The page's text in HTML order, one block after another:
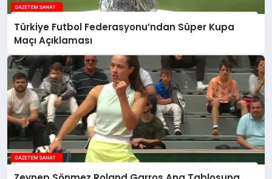
Türkiye Futbol Federasyonu’ndan Süper Kupa
Maçı Açıklaması